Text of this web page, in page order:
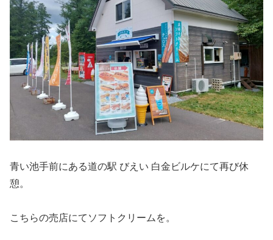
青い池手前にある道の駅 びえい 白金ビルケにて再び休
憩。
こちらの売店にてソフトクリームを。